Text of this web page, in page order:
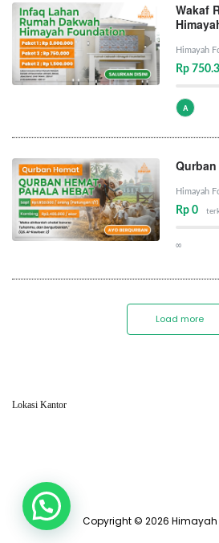
Wakaf
Himayah
Rp
A
Qurban
Himayah
Rp 0
∞
Load more
Lokasi Kantor
Copyright © 2026